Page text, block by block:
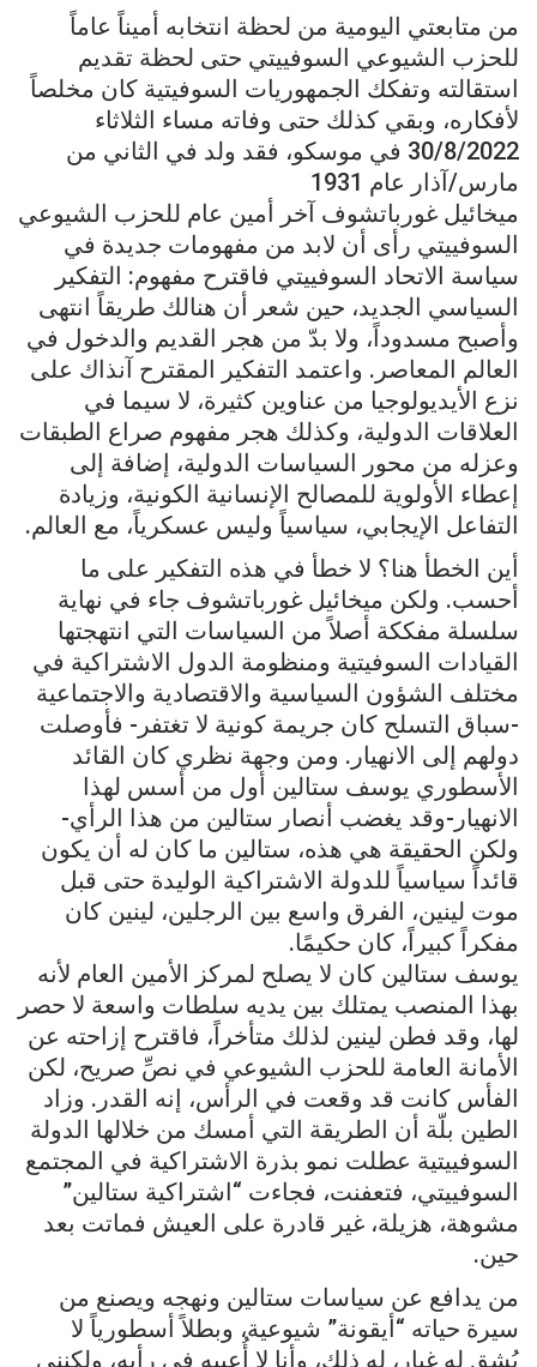
من متابعتي اليومية من لحظة انتخابه أميناً عاماً
للحزب الشيوعي السوفييتي حتى لحظة تقديم
استقالته وتفكك الجمهوريات السوفيتية كان مخلصاً
لأفكاره، وبقي كذلك حتى وفاته مساء الثلاثاء
30/8/2022 في موسكو، فقد ولد في الثاني من
مارس/آذار عام 1931
ميخائيل غورباتشوف آخر أمين عام للحزب الشيوعي
السوفييتي رأى أن لابد من مفهومات جديدة في
سياسة الاتحاد السوفييتي فاقترح مفهوم: التفكير
السياسي الجديد، حين شعر أن هنالك طريقاً انتهى
وأصبح مسدوداً، ولا بدّ من هجر القديم والدخول في
العالم المعاصر. واعتمد التفكير المقترح آنذاك على
نزع الأيديولوجيا من عناوين كثيرة، لا سيما في
العلاقات الدولية، وكذلك هجر مفهوم صراع الطبقات
وعزله من محور السياسات الدولية، إضافة إلى
إعطاء الأولوية للمصالح الإنسانية الكونية، وزيادة
التفاعل الإيجابي، سياسياً وليس عسكرياً، مع العالم.
أين الخطأ هنا؟ لا خطأ في هذه التفكير على ما
أحسب. ولكن ميخائيل غورباتشوف جاء في نهاية
سلسلة مفككة أصلاً من السياسات التي انتهجتها
القيادات السوفيتية ومنظومة الدول الاشتراكية في
مختلف الشؤون السياسية والاقتصادية والاجتماعية
-سباق التسلح كان جريمة كونية لا تغتفر- فأوصلت
دولهم إلى الانهيار. ومن وجهة نظري كان القائد
الأسطوري يوسف ستالين أول من أسس لهذا
الانهيار-وقد يغضب أنصار ستالين من هذا الرأي-
ولكن الحقيقة هي هذه، ستالين ما كان له أن يكون
قائداً سياسياً للدولة الاشتراكية الوليدة حتى قبل
موت لينين، الفرق واسع بين الرجلين، لينين كان
مفكراً كبيراً، كان حكيمًا.
يوسف ستالين كان لا يصلح لمركز الأمين العام لأنه
بهذا المنصب يمتلك بين يديه سلطات واسعة لا حصر
لها، وقد فطن لينين لذلك متأخراً، فاقترح إزاحته عن
الأمانة العامة للحزب الشيوعي في نصِّ صريح، لكن
الفأس كانت قد وقعت في الرأس، إنه القدر. وزاد
الطين بلّة أن الطريقة التي أمسك من خلالها الدولة
السوفييتية عطلت نمو بذرة الاشتراكية في المجتمع
السوفييتي، فتعفنت، فجاءت “اشتراكية ستالين”
مشوهة، هزيلة، غير قادرة على العيش فماتت بعد
حين.
من يدافع عن سياسات ستالين ونهجه ويصنع من
سيرة حياته “أيقونة” شيوعية، وبطلاً أسطورياً لا
يُشق له غبار، له ذلك، وأنا لا أُعيبه في رأيه، ولكنني